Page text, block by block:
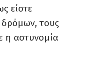
είστε
δρόμων, τους
η αστυνομία